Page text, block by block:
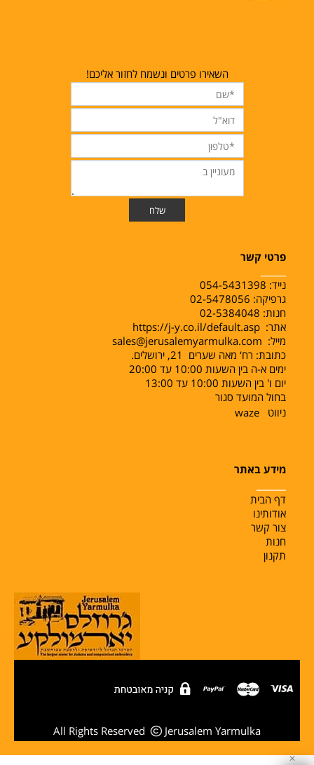
השאירו פרטים ונשמח לחזור אליכם!
פרטי קשר
נייד: 054-5431398
גרפיקה: 02-5478056
חנות: 02-5384048
אתר: https://j-y.co.il/default.asp
מייל: sales@jerusalemyarmulka.com
כתובת: רח‘ מאה שערים 21, ירושלים.
ימים א-ה בין השעות 10:00 עד 20:00
יום ו' בין השעות 10:00 עד 13:00
בחול המועד סגור
ניווט
waze
מידע באתר
דף הבית
אודותינו
צור קשר
חנות
תקנון
All Rights Reserved Jerusalem Yarmulka
✕